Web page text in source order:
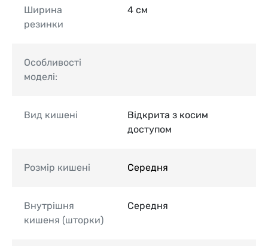
Ширина
резинки
4 см
Особливості
моделі:
Вид кишені
Відкрита з косим
доступом
Розмір кишені Середня
Внутрішня
кишеня (шторки)
Середня